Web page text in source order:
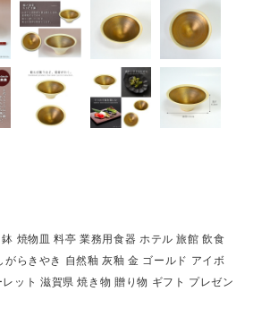
焼物皿 料亭 業務用食器 ホテル 旅館 飲食
らきやき 自然釉 灰釉 金 ゴールド アイボ
ット 滋賀県 焼き物 贈り物 ギフト プレゼン